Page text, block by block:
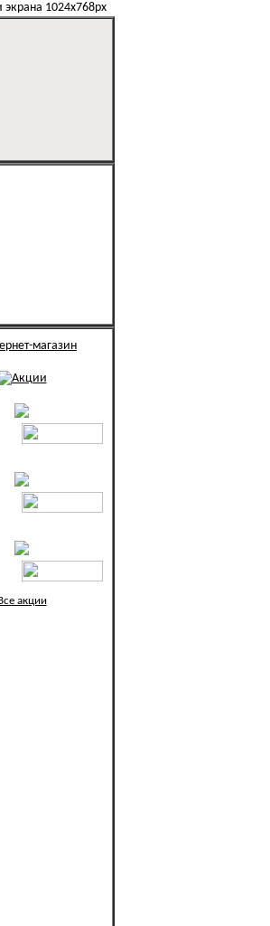
1024х768px
акции